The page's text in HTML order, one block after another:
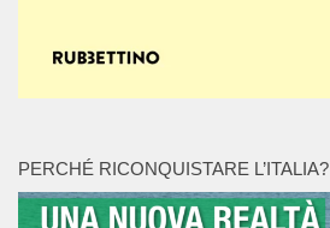
PERCHÉ RICONQUISTARE L’ITALIA?